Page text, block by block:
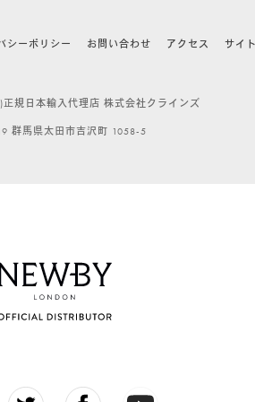
シーポリシー お問い合わせ アクセス サイ
規日本輸入代理店 株式会社クラインズ
群馬県太田市吉沢町 1058-5